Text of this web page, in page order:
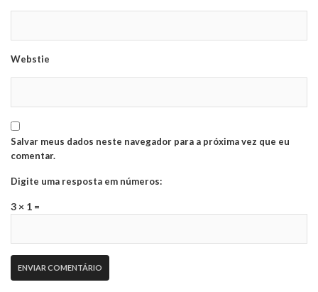
Webstie
Salvar meus dados neste navegador para a próxima vez que eu
comentar.
Digite uma resposta em números:
3 × 1 =